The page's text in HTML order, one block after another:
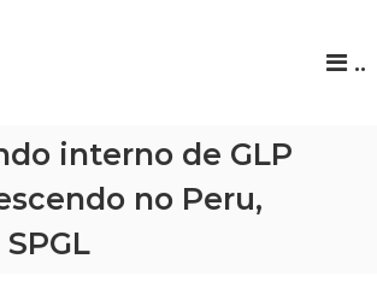
P
..
interno de GLP
no Peru,